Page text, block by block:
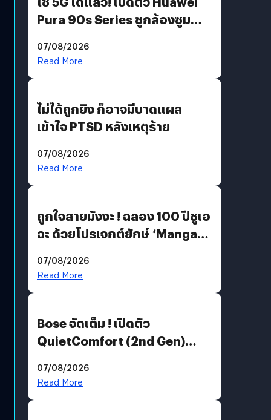
Pura 90s Series ชูกล้องซูม
07/08/2026
Read More
ไม่ได้ถูกยิง ก็อาจมีบาดแผล
เข้าใจ PTSD หลังเหตุร้าย
07/08/2026
Read More
ถูกใจสายมังงะ ! ฉลอง 100 ปีชูเอ
ฉะ ด้วยโปรเจกต์ยักษ์ ‘Manga
มีภาษาไทยด้วย
07/08/2026
Read More
Bose จัดเต็ม ! เปิดตัว
QuietComfort (2nd Gen)
07/08/2026
Read More